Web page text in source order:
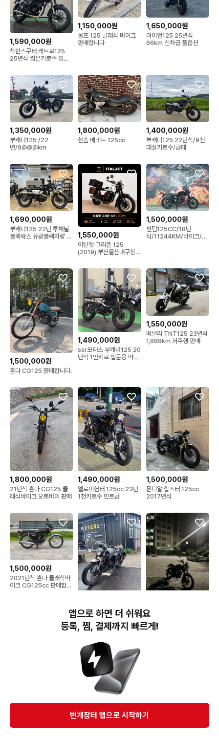
1,590,000원
착한스쿠터 레트로125
25년식 짧은키로수 입문
1,150,000원
울프 125 클래식 바이크
판매합니다
1,650,000원
아이언125 25년식
66km 신차급 풀옵션
1,350,000원
부캐너125 /22
년/9@@@km
1,800,000원
한솜 베네트 125cc
1,400,000원
부캐너125 22년식/9천
대실키로수/급매
1,690,000원
부캐너125 22년 투채널
블랙박스 유광블랙차량 판
1,550,000원
이탈젯 그리폰 125
(2019) 부산울산대구창원
해진주제주포항경주마산
수원대전충북논산구미양
산거제전주언양
1,500,000원
펜텀125CC/18년
식/11244KM/바이크/입
1,500,000원
혼다 CG125 판매합니다.
1,490,000원
ssr모터스 부캐너125 20
년식 1만키로 입문용 바이
1,550,000원
베넬리 TNT125 23년식
1,888km 저주행 판매
1,800,000원
21년식 혼다 CG125 클
래식바이크 오토바이 판매
1,490,000원
엘로이헌터 125cc 23년
1천키로수 민트급
1,500,000원
몬디알 힙스터 125cc
2017년식
1,500,000원
2021년식 혼다 클래식바
이크 CG125cc 판매합니
힙스터125 시리오 125
번개장터(주) 사업자정보, 이용약관 및 기타 법적고지
번개장터㈜는 통신판매중개자이며, 통신판매의 당사자가 아닙니다. 전자상거래 등에서의
소비자보호에 관한 법률 등 관련 법령 및 번개장터㈜의 약관에 따라 상품, 상품정보, 거래에 관한 책임은
개별 판매자에게 귀속하고, 번개장터㈜는 원칙적으로 회원간 거래에 대하여 책임을 지지 않습니다.
다만, 번개장터㈜가 직접 판매하는 상품에 대한 책임은 번개장터㈜에게 귀속합니다.
APP 다운로드
앱으로 하면 더 쉬워요
등록, 찜, 결제까지 빠르게!
번개장터 앱으로 시작하기